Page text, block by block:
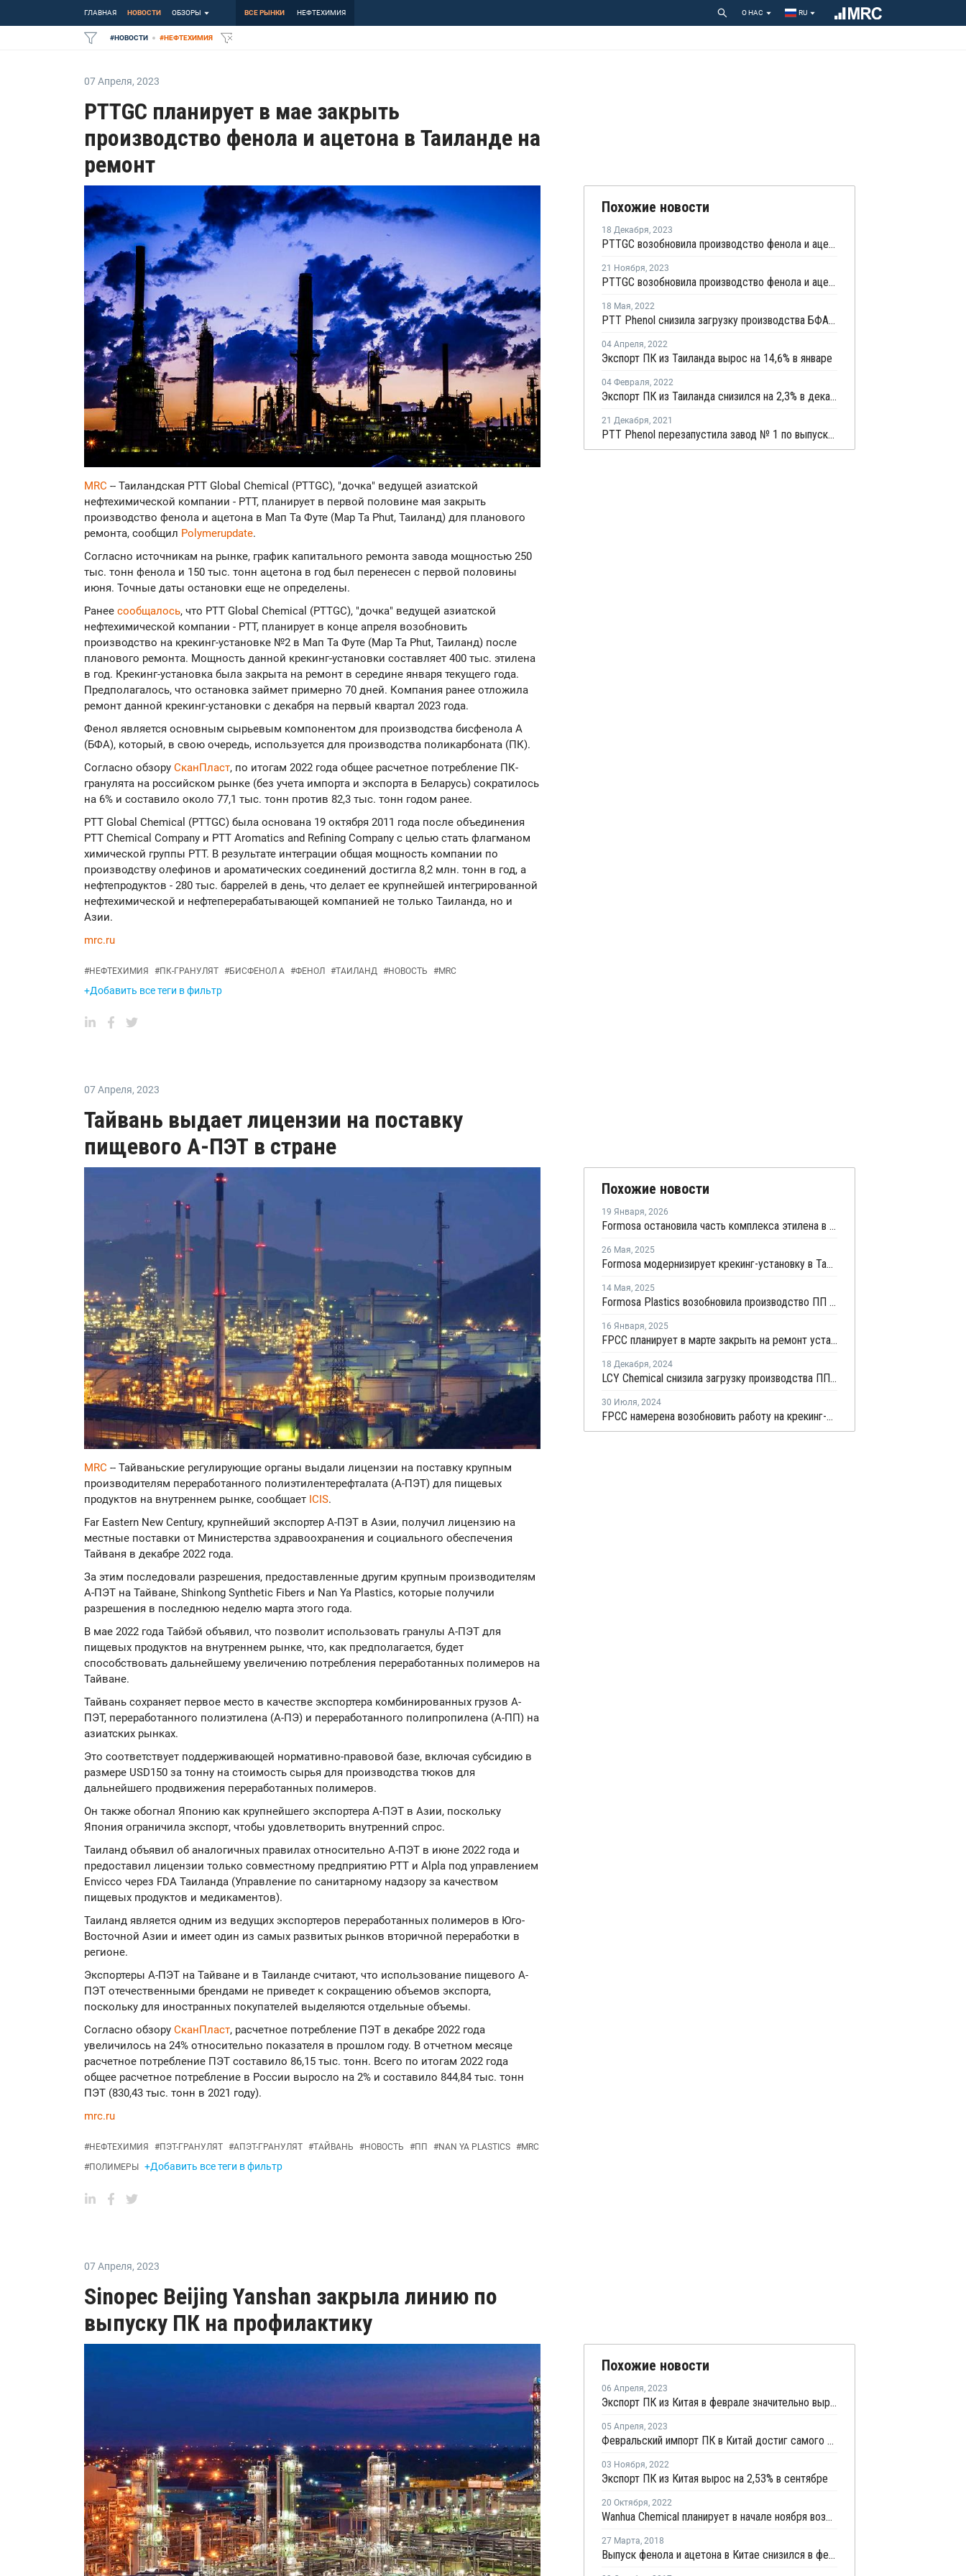
ГЛАВНАЯ НОВОСТИ ОБЗОРЫ ВСЕ РЫНКИ НЕФТЕХИМИЯ О НАС RU
#НОВОСТИ #НЕФТЕХИМИЯ
07 Апреля, 2023
PTTGC планирует в мае закрыть
производство фенола и ацетона в Таиланде на
ремонт
MRC -- Таиландская PTT Global Chemical (PTTGC), "дочка" ведущей азиатской
нефтехимической компании - PTT, планирует в первой половине мая закрыть
производство фенола и ацетона в Мап Та Футе (Map Ta Phut, Таиланд) для планового
ремонта, сообщил Polymerupdate.
Согласно источникам на рынке, график капитального ремонта завода мощностью 250
тыс. тонн фенола и 150 тыс. тонн ацетона в год был перенесен с первой половины
июня. Точные даты остановки еще не определены.
Ранее сообщалось, что PTT Global Chemical (PTTGC), "дочка" ведущей азиатской
нефтехимической компании - PTT, планирует в конце апреля возобновить
производство на крекинг-установке №2 в Мап Та Футе (Map Ta Phut, Таиланд) после
планового ремонта. Мощность данной крекинг-установки составляет 400 тыс. этилена
в год. Крекинг-установка была закрыта на ремонт в середине января текущего года.
Предполагалось, что остановка займет примерно 70 дней. Компания ранее отложила
ремонт данной крекинг-установки с декабря на первый квартал 2023 года.
Фенол является основным сырьевым компонентом для производства бисфенола А
(БФА), который, в свою очередь, используется для производства поликарбоната (ПК).
Согласно обзору СканПласт, по итогам 2022 года общее расчетное потребление ПК-
гранулята на российском рынке (без учета импорта и экспорта в Беларусь) сократилось
на 6% и составило около 77,1 тыс. тонн против 82,3 тыс. тонн годом ранее.
PTT Global Chemical (PTTGC) была основана 19 октября 2011 года после объединения
PTT Chemical Company и PTT Aromatics and Refining Company с целью стать флагманом
химической группы PTT. В результате интеграции общая мощность компании по
производству олефинов и ароматических соединений достигла 8,2 млн. тонн в год, а
нефтепродуктов - 280 тыс. баррелей в день, что делает ее крупнейшей интегрированной
нефтехимической и нефтеперерабатывающей компанией не только Таиланда, но и
Азии.
mrc.ru
#НЕФТЕХИМИЯ #ПК-ГРАНУЛЯТ #БИСФЕНОЛ А #ФЕНОЛ #ТАИЛАНД #НОВОСТЬ #MRC
+Добавить все теги в фильтр
Похожие новости
18 Декабря, 2023
PTTGC возобновила производство фенола и ацетона в Таиланде после ремонта
21 Ноября, 2023
PTTGC возобновила производство фенола и ацетона в Таиланде после ремонта
18 Мая, 2022
PTT Phenol снизила загрузку производства БФА из-за поломки
04 Апреля, 2022
Экспорт ПК из Таиланда вырос на 14,6% в январе
04 Февраля, 2022
Экспорт ПК из Таиланда снизился на 2,3% в декабре
21 Декабря, 2021
PTT Phenol перезапустила завод № 1 по выпуску фенола и ацетона в Таиланде после планового ремонта
07 Апреля, 2023
Тайвань выдает лицензии на поставку
пищевого А-ПЭТ в стране
MRC -- Тайваньские регулирующие органы выдали лицензии на поставку крупным
производителям переработанного полиэтилентерефталата (А-ПЭТ) для пищевых
продуктов на внутреннем рынке, сообщает ICIS.
Far Eastern New Century, крупнейший экспортер А-ПЭТ в Азии, получил лицензию на
местные поставки от Министерства здравоохранения и социального обеспечения
Тайваня в декабре 2022 года.
За этим последовали разрешения, предоставленные другим крупным производителям
А-ПЭТ на Тайване, Shinkong Synthetic Fibers и Nan Ya Plastics, которые получили
разрешения в последнюю неделю марта этого года.
В мае 2022 года Тайбэй объявил, что позволит использовать гранулы А-ПЭТ для
пищевых продуктов на внутреннем рынке, что, как предполагается, будет
способствовать дальнейшему увеличению потребления переработанных полимеров на
Тайване.
Тайвань сохраняет первое место в качестве экспортера комбинированных грузов А-
ПЭТ, переработанного полиэтилена (А-ПЭ) и переработанного полипропилена (А-ПП) на
азиатских рынках.
Это соответствует поддерживающей нормативно-правовой базе, включая субсидию в
размере USD150 за тонну на стоимость сырья для производства тюков для
дальнейшего продвижения переработанных полимеров.
Он также обогнал Японию как крупнейшего экспортера А-ПЭТ в Азии, поскольку
Япония ограничила экспорт, чтобы удовлетворить внутренний спрос.
Таиланд объявил об аналогичных правилах относительно А-ПЭТ в июне 2022 года и
предоставил лицензии только совместному предприятию PTT и Alpla под управлением
Envicco через FDA Таиланда (Управление по санитарному надзору за качеством
пищевых продуктов и медикаментов).
Таиланд является одним из ведущих экспортеров переработанных полимеров в Юго-
Восточной Азии и имеет один из самых развитых рынков вторичной переработки в
регионе.
Экспортеры А-ПЭТ на Тайване и в Таиланде считают, что использование пищевого А-
ПЭТ отечественными брендами не приведет к сокращению объемов экспорта,
поскольку для иностранных покупателей выделяются отдельные объемы.
Согласно обзору СканПласт, расчетное потребление ПЭТ в декабре 2022 года
увеличилось на 24% относительно показателя в прошлом году. В отчетном месяце
расчетное потребление ПЭТ составило 86,15 тыс. тонн. Всего по итогам 2022 года
общее расчетное потребление в России выросло на 2% и составило 844,84 тыс. тонн
ПЭТ (830,43 тыс. тонн в 2021 году).
mrc.ru
#НЕФТЕХИМИЯ #ПЭТ-ГРАНУЛЯТ #АПЭТ-ГРАНУЛЯТ #ТАЙВАНЬ #НОВОСТЬ #ПП #NAN YA PLASTICS #MRC
#ПОЛИМЕРЫ +Добавить все теги в фильтр
Похожие новости
19 Января, 2026
Formosa остановила часть комплекса этилена в Тайване из-за низкой маржи
26 Мая, 2025
Formosa модернизирует крекинг-установку в Тайване
14 Мая, 2025
Formosa Plastics возобновила производство ПП в Китае
16 Января, 2025
FPCC планирует в марте закрыть на ремонт установку каткрекинга в Майлиао
18 Декабря, 2024
LCY Chemical снизила загрузку производства ПП на Тайване
30 Июля, 2024
FPCC намерена возобновить работу на крекинг-установке №2 в Майлиао
07 Апреля, 2023
Sinopec Beijing Yanshan закрыла линию по
выпуску ПК на профилактику
Похожие новости
06 Апреля, 2023
Экспорт ПК из Китая в феврале значительно вырос
05 Апреля, 2023
Февральский импорт ПК в Китай достиг самого высокого уровня с ноября 2022 года
03 Ноября, 2022
Экспорт ПК из Китая вырос на 2,53% в сентябре
20 Октября, 2022
Wanhua Chemical планирует в начале ноября возобновить производство ПК в Яньтае
27 Марта, 2018
Выпуск фенола и ацетона в Китае снизился в феврале на 4% по отношению к январю